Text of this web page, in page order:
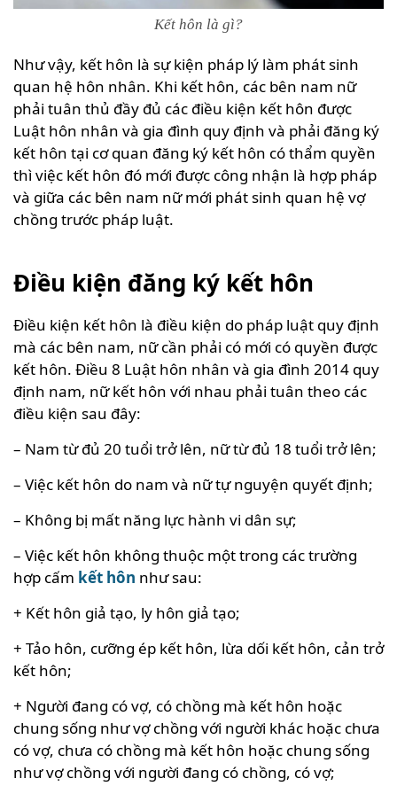
Kết hôn là gì?
Như vậy, kết hôn là sự kiện pháp lý làm phát sinh
quan hệ hôn nhân. Khi kết hôn, các bên nam nữ
phải tuân thủ đầy đủ các điều kiện kết hôn được
Luật hôn nhân và gia đình quy định và phải đăng ký
kết hôn tại cơ quan đăng ký kết hôn có thẩm quyền
thì việc kết hôn đó mới được công nhận là hợp pháp
và giữa các bên nam nữ mới phát sinh quan hệ vợ
chồng trước pháp luật.
Điều kiện đăng ký kết hôn
Điều kiện kết hôn là điều kiện do pháp luật quy định
mà các bên nam, nữ cần phải có mới có quyền được
kết hôn. Điều 8 Luật hôn nhân và gia đình 2014 quy
định nam, nữ kết hôn với nhau phải tuân theo các
điều kiện sau đây:
– Nam từ đủ 20 tuổi trở lên, nữ từ đủ 18 tuổi trở lên;
– Việc kết hôn do nam và nữ tự nguyện quyết định;
– Không bị mất năng lực hành vi dân sự;
– Việc kết hôn không thuộc một trong các trường
hợp cấm kết hôn như sau:
+ Kết hôn giả tạo, ly hôn giả tạo;
+ Tảo hôn, cưỡng ép kết hôn, lừa dối kết hôn, cản trở
kết hôn;
+ Người đang có vợ, có chồng mà kết hôn hoặc
chung sống như vợ chồng với người khác hoặc chưa
có vợ, chưa có chồng mà kết hôn hoặc chung sống
như vợ chồng với người đang có chồng, có vợ;